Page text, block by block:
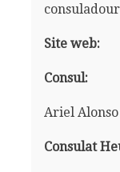
Site web:
Consul:
Ariel
Consulat